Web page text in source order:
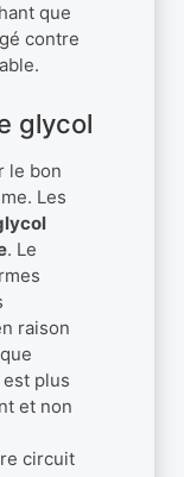
que
contre
glycol
le bon
Les
. Le
raison
plus
et non
circuit